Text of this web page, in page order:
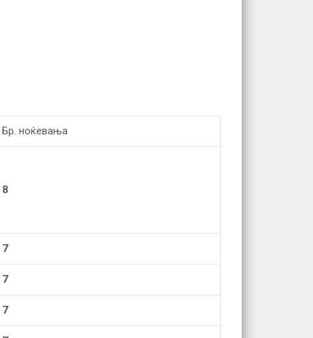
Бр. ноќевања
8
7
7
7